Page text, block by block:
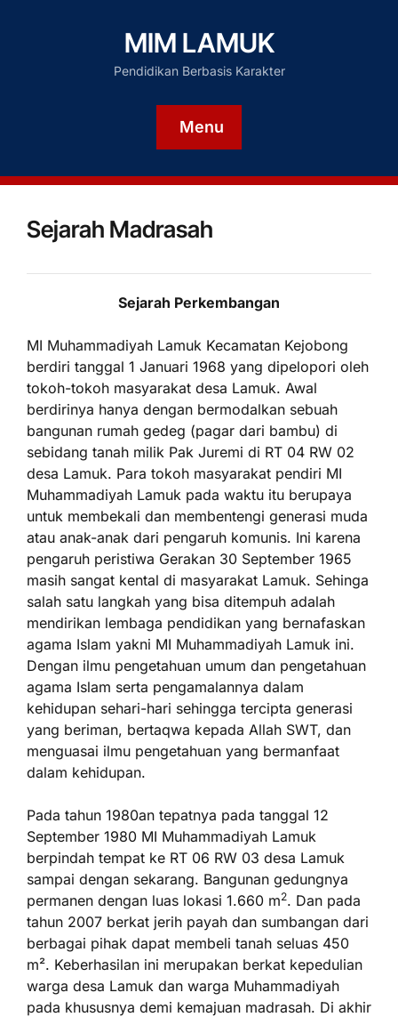
MIM LAMUK
Pendidikan Berbasis Karakter
Menu
Sejarah Madrasah
Sejarah Perkembangan
MI Muhammadiyah Lamuk Kecamatan Kejobong
berdiri tanggal 1 Januari 1968 yang dipelopori oleh
tokoh-tokoh masyarakat desa Lamuk. Awal
berdirinya hanya dengan bermodalkan sebuah
bangunan rumah gedeg (pagar dari bambu) di
sebidang tanah milik Pak Juremi di RT 04 RW 02
desa Lamuk. Para tokoh masyarakat pendiri MI
Muhammadiyah Lamuk pada waktu itu berupaya
untuk membekali dan membentengi generasi muda
atau anak-anak dari pengaruh komunis. Ini karena
pengaruh peristiwa Gerakan 30 September 1965
masih sangat kental di masyarakat Lamuk. Sehinga
salah satu langkah yang bisa ditempuh adalah
mendirikan lembaga pendidikan yang bernafaskan
agama Islam yakni MI Muhammadiyah Lamuk ini.
Dengan ilmu pengetahuan umum dan pengetahuan
agama Islam serta pengamalannya dalam
kehidupan sehari-hari sehingga tercipta generasi
yang beriman, bertaqwa kepada Allah SWT, dan
menguasai ilmu pengetahuan yang bermanfaat
dalam kehidupan.
Pada tahun 1980an tepatnya pada tanggal 12
September 1980 MI Muhammadiyah Lamuk
berpindah tempat ke RT 06 RW 03 desa Lamuk
sampai dengan sekarang. Bangunan gedungnya
permanen dengan luas lokasi 1.660 m2. Dan pada
tahun 2007 berkat jerih payah dan sumbangan dari
berbagai pihak dapat membeli tanah seluas 450
m². Keberhasilan ini merupakan berkat kepedulian
warga desa Lamuk dan warga Muhammadiyah
pada khususnya demi kemajuan madrasah. Di akhir